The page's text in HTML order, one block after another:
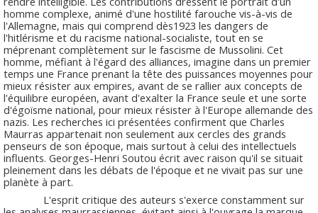
homme complexe, animé d'une hostilité farouche vis-à-vis de
l'Allemagne, mais qui comprend dès1923 les dangers de
l'hitlérisme et du racisme national-socialiste, tout en se
méprenant complètement sur le fascisme de Mussolini. Cet
homme, méfiant à l'égard des alliances, imagine dans un premier
temps une France prenant la tête des puissances moyennes pour
mieux résister aux empires, avant de se rallier aux concepts de
l'équilibre européen, avant d'exalter la France seule et une sorte
d'égoïsme national, pour mieux résister à l'Europe allemande des
nazis. Les recherches ici présentées confirment que Charles
Maurras appartenait non seulement aux cercles des grands
penseurs de son époque, mais surtout à celui des intellectuels
influents. Georges-Henri Soutou écrit avec raison qu'il se situait
pleinement dans les débats de l'époque et ne vivait pas sur une
planète à part.
L'esprit critique des auteurs s'exerce constamment sur